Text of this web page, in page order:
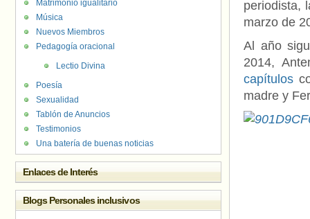
periodista,
marzo de
Al año
2014,
capítulos
madre y
Matrimonio igualitario
Música
Nuevos Miembros
Pedagogía oracional
Lectio Divina
Poesía
Sexualidad
Tablón de Anuncios
Testimonios
Una batería de buenas noticias
Enlaces de Interés
Blogs Personales inclusivos